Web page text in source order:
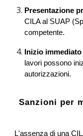
Presentazione
CILA al SUAP
competente.
Inizio
lavori possono
autorizzazioni.
Sanzioni per
L'assenza di una